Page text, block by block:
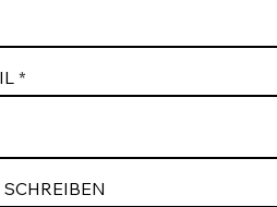
SCHREIBEN